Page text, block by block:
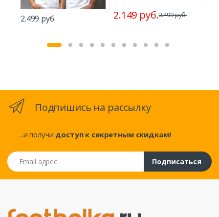
2.499 руб. 2.149 руб.2.499 руб.
Подпишись на рассылку
...и получи доступ к секретным скидкам!
Email адрес
Подписаться